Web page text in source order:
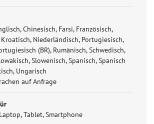
Chinesisch, Farsi, Französisch,
Niederländisch, Portugiesisch,
(BR), Rumänisch, Schwedisch,
Slowenisch, Spanisch, Spanisch
Ungarisch
auf Anfrage
Tablet, Smartphone